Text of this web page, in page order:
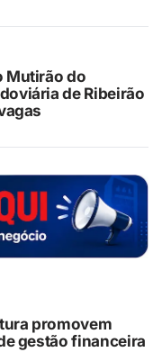
Mutirão do
de Ribeirão
promovem
gestão financeira